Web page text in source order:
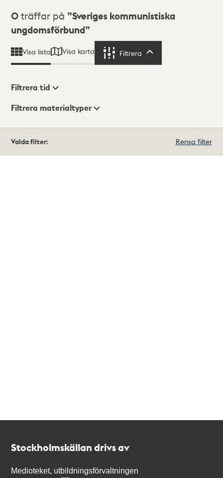
Sökresultat
0 träffar på
Sveriges kommunistiska
ungdomsförbund
Visa lista Visa karta Filtrera
Visningsläge
Filtrera tid
Filtrera materialtyper
träffar
Valda filter: Rensa filter
Stockholmskällan drivs av
Medioteket, utbildningsförvaltningen